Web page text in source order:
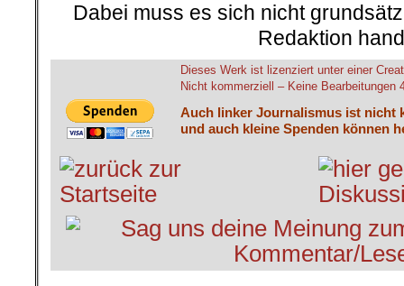
Dabei muss es sich nicht
Redaktion
Dieses Werk ist lizenziert unter einer
Nicht kommerziell – Keine Bearbeitungen
Auch linker Journalismus ist nicht
und auch kleine Spenden können